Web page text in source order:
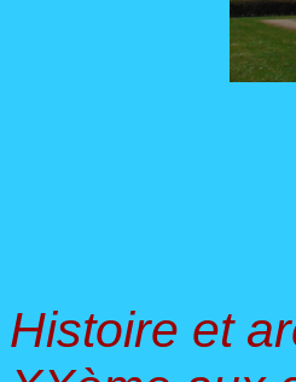
Histoire et